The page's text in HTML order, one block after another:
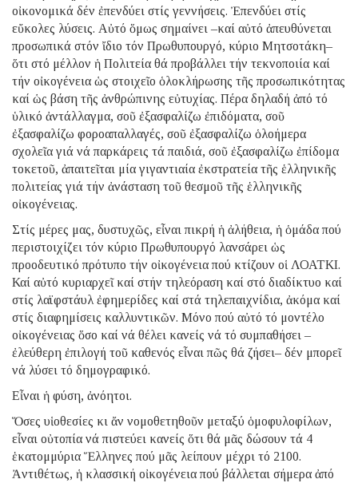
οἰκονομικά δέν ἐπενδύει στίς γεννήσεις. Ἐπενδύει στίς
εὔκολες λύσεις. Αὐτό ὅμως σημαίνει –καί αὐτό ἀπευθύνεται
προσωπικά στόν ἴδιο τόν Πρωθυπουργό, κύριο Μητσοτάκη–
ὅτι στό μέλλον ἡ Πολιτεία θά προβάλλει τήν τεκνοποιία καί
τήν οἰκογένεια ὡς στοιχεῖο ὁλοκλήρωσης τῆς προσωπικότητας
καί ὡς βάση τῆς ἀνθρώπινης εὐτυχίας. Πέρα δηλαδή ἀπό τό
ὑλικό ἀντάλλαγμα, σοῦ ἐξασφαλίζω ἐπιδόματα, σοῦ
ἐξασφαλίζω φοροαπαλλαγές, σοῦ ἐξασφαλίζω ὁλοήμερα
σχολεῖα γιά νά παρκάρεις τά παιδιά, σοῦ ἐξασφαλίζω ἐπίδομα
τοκετοῦ, ἀπαιτεῖται μία γιγαντιαία ἐκστρατεία τῆς ἑλληνικῆς
πολιτείας γιά τήν ἀνάσταση τοῦ θεσμοῦ τῆς ἑλληνικῆς
οἰκογένειας.
Στίς μέρες μας, δυστυχῶς, εἶναι πικρή ἡ ἀλήθεια, ἡ ὁμάδα πού
περιστοιχίζει τόν κύριο Πρωθυπουργό λανσάρει ὡς
προοδευτικό πρότυπο τήν οἰκογένεια πού κτίζουν οἱ ΛΟΑΤΚΙ.
Καί αὐτό κυριαρχεῖ καί στήν τηλεόραση καί στό διαδίκτυο καί
στίς λαϊφστάυλ ἐφημερίδες καί στά τηλεπαιχνίδια, ἀκόμα καί
στίς διαφημίσεις καλλυντικῶν. Μόνο πού αὐτό τό μοντέλο
οἰκογένειας ὅσο καί νά θέλει κανείς νά τό συμπαθήσει –
ἐλεύθερη ἐπιλογή τοῦ καθενός εἶναι πῶς θά ζήσει– δέν μπορεῖ
νά λύσει τό δημογραφικό.
Εἶναι ἡ φύση, ἀνόητοι.
Ὅσες υἱοθεσίες κι ἄν νομοθετηθοῦν μεταξύ ὁμοφυλοφίλων,
εἶναι οὐτοπία νά πιστεύει κανείς ὅτι θά μᾶς δώσουν τά 4
ἑκατομμύρια Ἕλληνες πού μᾶς λείπουν μέχρι τό 2100.
Ἀντιθέτως, ἡ κλασσική οἰκογένεια πού βάλλεται σήμερα ἀπό